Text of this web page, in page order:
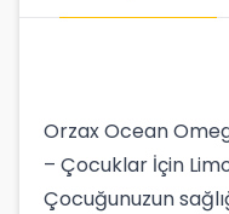
Orzax Ocean
– Çocuklar İçin
Çocuğunuzun